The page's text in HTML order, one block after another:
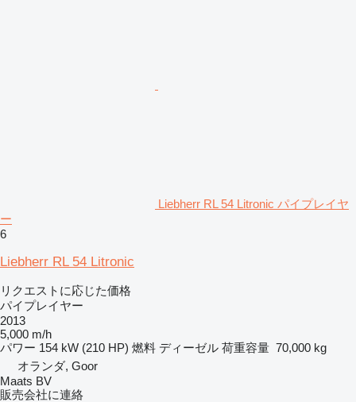
Liebherr RL 54 Litronic パイプレイヤ
ー
6
Liebherr RL 54 Litronic
リクエストに応じた価格
パイプレイヤー
2013
5,000 m/h
パワー 154 kW (210 HP) 燃料 ディーゼル 荷重容量 70,000 kg
オランダ, Goor
Maats BV
販売会社に連絡